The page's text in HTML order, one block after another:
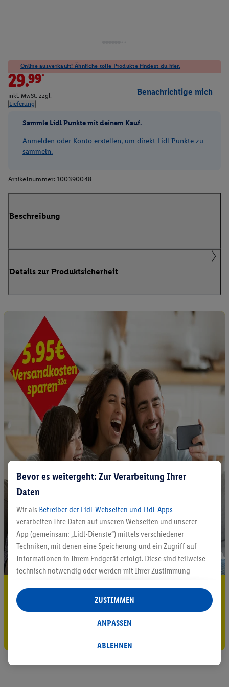
Online ausverkauft! Ähnliche tolle Produkte findest du hier.
29.99*
inkl. MwSt. zzgl.
Lieferung
Benachrichtige mich
Sammle Lidl Punkte mit deinem Kauf.
Anmelden oder Konto erstellen, um direkt Lidl Punkte zu
sammeln.
Artikelnummer: 100390048
Beschreibung
Details zur Produktsicherheit
5.95 € Versand sparen³²ᵃ
Bevor es weitergeht: Zur Verarbeitung Ihrer
Daten
Wir als Betreiber der Lidl-Webseiten und Lidl-Apps
verarbeiten Ihre Daten auf unseren Webseiten und unserer
App (gemeinsam: „Lidl-Dienste“) mittels verschiedener
Techniken, mit denen eine Speicherung und ein Zugriff auf
Informationen in Ihrem Endgerät erfolgt. Diese sind teilweise
technisch notwendig oder werden mit Ihrer Zustimmung -
auch durch Partner (u.a.
Verantwortliche; im Zusammenhang mit dem IAB TCF
insgesamt
Statistik-Erstellung oder für personalisierte Werbung
Datenverarbeitungen für personalisierte Werbung werden
ABLEHNEN
ANPASSEN
ZUSTIMMEN